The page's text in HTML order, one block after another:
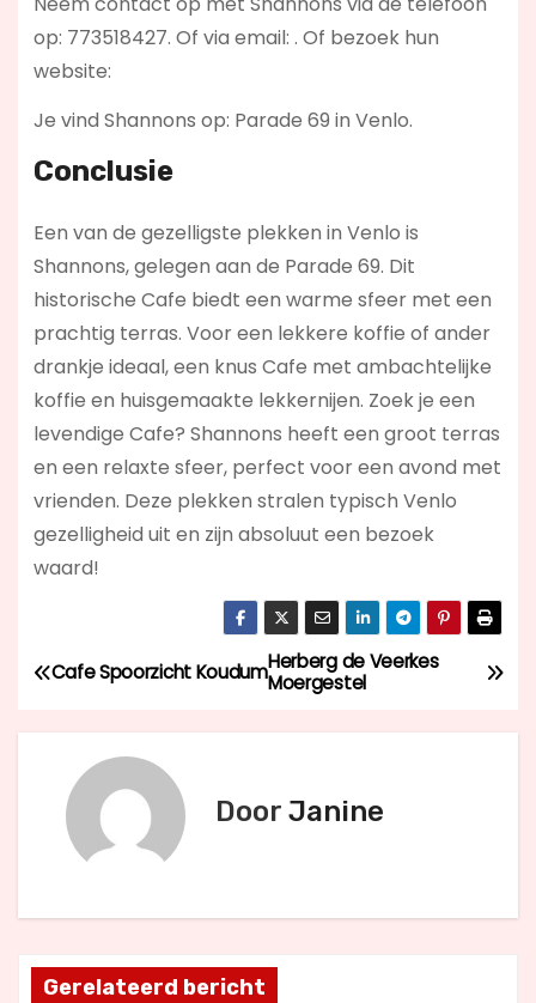
op: 773518427. Of via email: . Of bezoek hun
website:
Je vind Shannons op: Parade 69 in Venlo.
Conclusie
Een van de gezelligste plekken in Venlo is
Shannons, gelegen aan de Parade 69. Dit
historische Cafe biedt een warme sfeer met een
prachtig terras. Voor een lekkere koffie of ander
drankje ideaal, een knus Cafe met ambachtelijke
koffie en huisgemaakte lekkernijen. Zoek je een
levendige Cafe? Shannons heeft een groot terras
en een relaxte sfeer, perfect voor een avond met
vrienden. Deze plekken stralen typisch Venlo
gezelligheid uit en zijn absoluut een bezoek
waard!
B
e
h
t
Herberg de Veerkes
Moergestel
Cafe Spoorzicht Koudum
Door Janine
Gerelateerd bericht